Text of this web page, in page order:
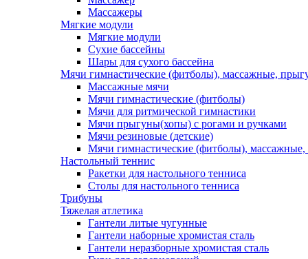
Массажеры
Мягкие модули
Мягкие модули
Сухие бассейны
Шары для сухого бассейна
Мячи гимнастические (фитболы), массажные,
Массажные мячи
Мячи гимнастические (фитболы)
Мячи для ритмической гимнастики
Мячи прыгуны(хопы) с рогами и ручками
Мячи резиновые (детские)
Мячи гимнастические (фитболы),
Настольный теннис
Ракетки для настольного тенниса
Столы для настольного тенниса
Трибуны
Тяжелая атлетика
Гантели литые чугунные
Гантели наборные хромистая сталь
Гантели неразборные хромистая сталь